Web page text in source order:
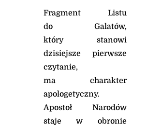
Fragment Listu
do Galatów,
który stanowi
dzisiejsze pierwsze
czytanie,
ma charakter
apologetyczny.
Apostoł Narodów
staje w obronie